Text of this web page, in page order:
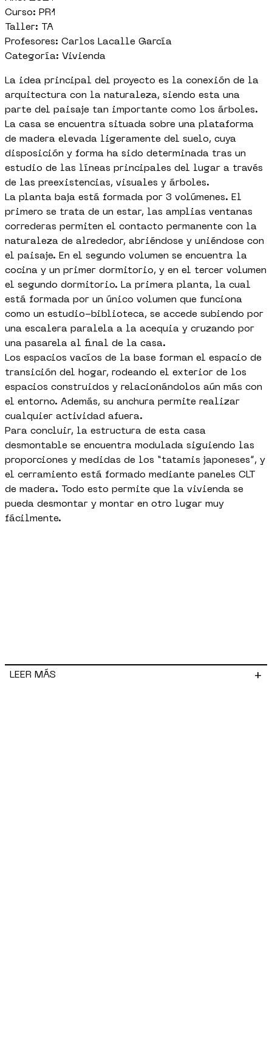
Curso: PR1
Taller: TA
Profesores: Carlos Lacalle García
Categoría: Vivienda
La idea principal del proyecto es la conexión de la
arquitectura con la naturaleza, siendo esta una
parte del paisaje tan importante como los árboles.
La casa se encuentra situada sobre una plataforma
de madera elevada ligeramente del suelo, cuya
disposición y forma ha sido determinada tras un
estudio de las líneas principales del lugar a través
de las preexistencias, visuales y árboles.
La planta baja está formada por 3 volúmenes. El
primero se trata de un estar, las amplias ventanas
correderas permiten el contacto permanente con la
naturaleza de alrededor, abriéndose y uniéndose con
el paisaje. En el segundo volumen se encuentra la
cocina y un primer dormitorio, y en el tercer volumen
el segundo dormitorio. La primera planta, la cual
está formada por un único volumen que funciona
como un estudio-biblioteca, se accede subiendo por
una escalera paralela a la acequia y cruzando por
una pasarela al final de la casa.
Los espacios vacíos de la base forman el espacio de
transición del hogar, rodeando el exterior de los
espacios construidos y relacionándolos aún más con
el entorno. Además, su anchura permite realizar
cualquier actividad afuera.
Para concluir, la estructura de esta casa
desmontable se encuentra modulada siguiendo las
proporciones y medidas de los “tatamis japoneses”, y
el cerramiento está formado mediante paneles CLT
de madera. Todo esto permite que la vivienda se
pueda desmontar y montar en otro lugar muy
fácilmente.
LEER MÁS +